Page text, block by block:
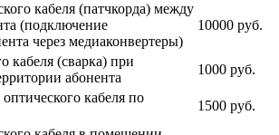
кабеля (патчкорда) между
(подключение
через медиаконвертеры)
10000 руб.
кабеля (сварка) при
абонента
1000 руб.
кабеля по
1500 руб.